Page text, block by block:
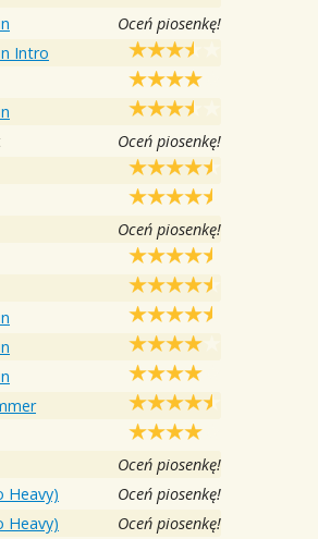
Oceń piosenkę!
Intro
Oceń piosenkę!
Oceń piosenkę!
Oceń piosenkę!
Heavy) Oceń piosenkę!
Heavy) Oceń piosenkę!